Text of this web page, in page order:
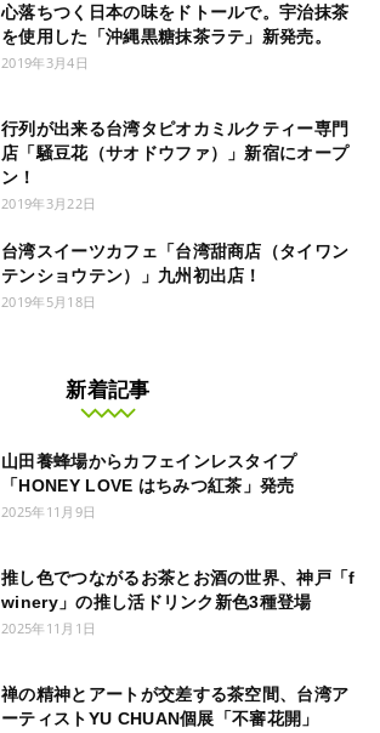
心落ちつく日本の味をドトールで。宇治抹茶
を使用した「沖縄黒糖抹茶ラテ」新発売。
2019年3月4日
行列が出来る台湾タピオカミルクティー専門
店「騒豆花（サオドウファ）」新宿にオープ
ン！
2019年3月22日
台湾スイーツカフェ「台湾甜商店（タイワン
テンショウテン）」九州初出店！
2019年5月18日
新着記事
山田養蜂場からカフェインレスタイプ
「HONEY LOVE はちみつ紅茶」発売
2025年11月9日
推し色でつながるお茶とお酒の世界、神戸「f
winery」の推し活ドリンク新色3種登場
2025年11月1日
禅の精神とアートが交差する茶空間、台湾ア
ーティストYU CHUAN個展「不審花開」